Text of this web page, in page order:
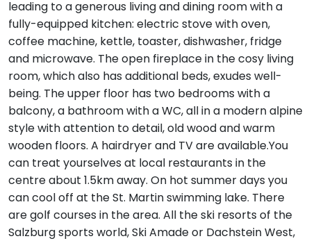
leading to a generous living and dining room with a
fully-equipped kitchen: electric stove with oven,
coffee machine, kettle, toaster, dishwasher, fridge
and microwave. The open fireplace in the cosy living
room, which also has additional beds, exudes well-
being. The upper floor has two bedrooms with a
balcony, a bathroom with a WC, all in a modern alpine
style with attention to detail, old wood and warm
wooden floors. A hairdryer and TV are available.You
can treat yourselves at local restaurants in the
centre about 1.5km away. On hot summer days you
can cool off at the St. Martin swimming lake. There
are golf courses in the area. All the ski resorts of the
Salzburg sports world, Ski Amade or Dachstein West,